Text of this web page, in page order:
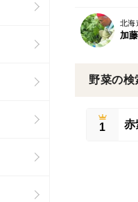
北海
加
野菜の検
1 赤